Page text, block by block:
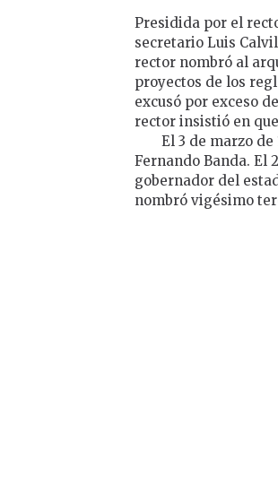
Presidida por el
secretario Luis
rector nombró al
proyectos de los
excusó por exceso
rector insistió en
El 3 de marzo
Fernando Banda. El
gobernador del
nombró vigésimo